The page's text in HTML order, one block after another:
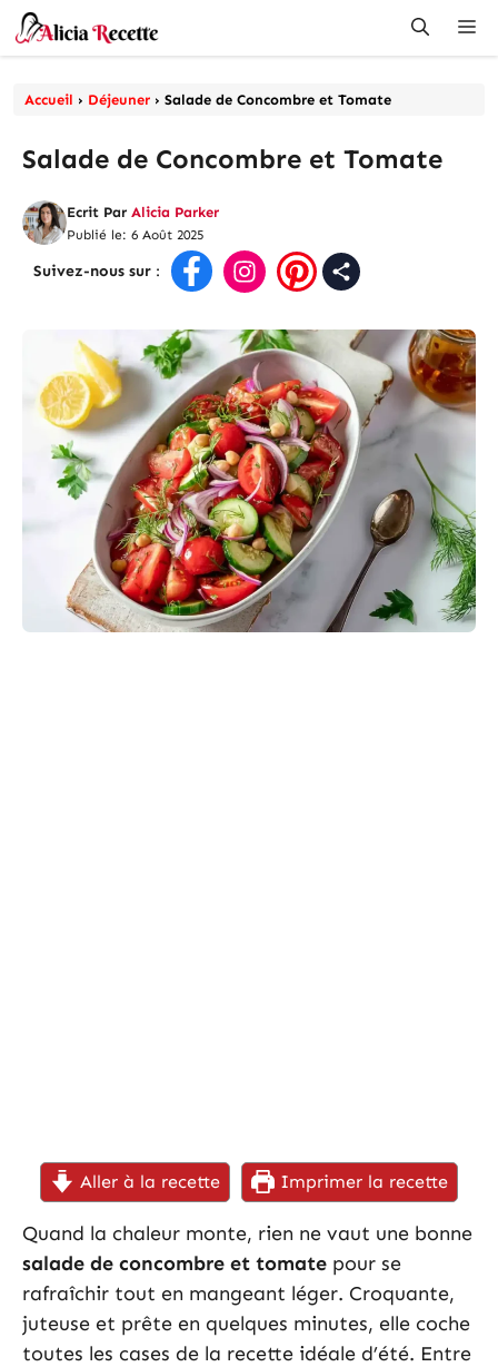
Aller
au
Accueil › Déjeuner › Salade de Concombre et Tomate
Salade de Concombre et Tomate
Ecrit Par Alicia Parker
Publié le: 6 Août 2025
Suivez-nous sur :
Aller à la recette Imprimer la recette
Quand la chaleur monte, rien ne vaut une bonne
salade de concombre et tomate pour se
rafraîchir tout en mangeant léger. Croquante,
juteuse et prête en quelques minutes, elle coche
toutes les cases de la recette idéale d’été. Entre